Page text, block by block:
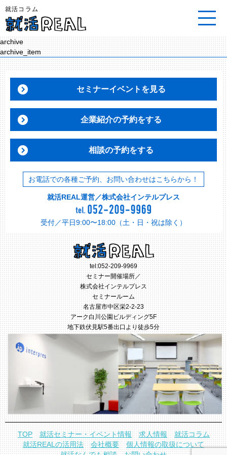
就活コラム
archive
archive_item
セミナーイベントを見る
企業紹介の予約をする
相談の予約をする
お電話での各種ご予約、お問い合わせはこちらから！
就活REAL運営／株式会社インテルプレス
受付／平日9:00〜18:00（土・日・祝は除く）
tel:052-209-9969
セミナー開催場所／
株式会社インテルプレス
セミナールーム
名古屋市中区栄2-2-23
アーク白川公園ビルディング5F
地下鉄伏見駅5番出口より徒歩5分
TOP 就活セミナー・イベント情報 求人情報
就活コラム
就活REALの活用法
会社概要
個人情報の取扱について